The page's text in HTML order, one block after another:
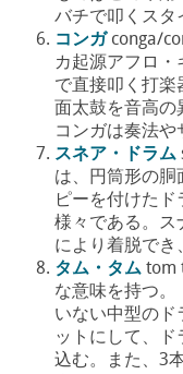
バチで叩くスタ
コンガ conga/
カ起源アフロ
で直接叩く打楽
面太鼓を音高の
コンガは奏法や
スネア・ドラム
は、円筒形の胴
ピーを付けた
様々である。ス
により着脱で
タム・タム tom
な意味を持つ。
いない中型のド
ットにして、
込む。また、3